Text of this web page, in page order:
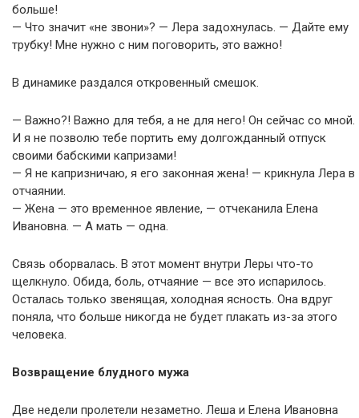
больше!
— Что значит «не звони»? — Лера задохнулась. — Дайте ему
трубку! Мне нужно с ним поговорить, это важно!
В динамике раздался откровенный смешок.
— Важно?! Важно для тебя, а не для него! Он сейчас со мной.
И я не позволю тебе портить ему долгожданный отпуск
своими бабскими капризами!
— Я не капризничаю, я его законная жена! — крикнула Лера в
отчаянии.
— Жена — это временное явление, — отчеканила Елена
Ивановна. — А мать — одна.
Связь оборвалась. В этот момент внутри Леры что-то
щелкнуло. Обида, боль, отчаяние — все это испарилось.
Осталась только звенящая, холодная ясность. Она вдруг
поняла, что больше никогда не будет плакать из-за этого
человека.
Возвращение блудного мужа
Две недели пролетели незаметно. Леша и Елена Ивановна